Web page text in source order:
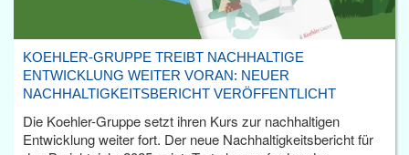
KOEHLER-GRUPPE TREIBT NACHHALTIGE
ENTWICKLUNG WEITER VORAN: NEUER
NACHHALTIGKEITSBERICHT VERÖFFENTLICHT
Die Koehler-Gruppe setzt ihren Kurs zur nachhaltigen
Entwicklung weiter fort. Der neue Nachhaltigkeitsbericht für